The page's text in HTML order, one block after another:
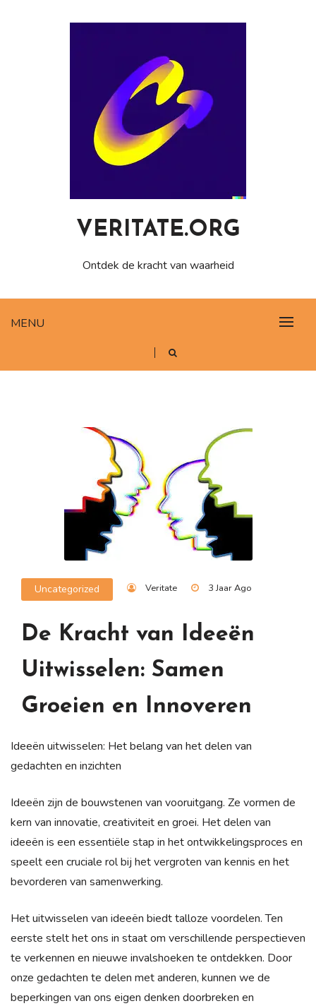
MENU
VERITATE.ORG
Ontdek de kracht van waarheid
Uncategorized Veritate 3 Jaar Ago
De Kracht van Ideeën
Uitwisselen: Samen
Groeien en Innoveren
Ideeën uitwisselen: Het belang van het delen van
gedachten en inzichten
Ideeën zijn de bouwstenen van vooruitgang. Ze vormen de
kern van innovatie, creativiteit en groei. Het delen van
ideeën is een essentiële stap in het ontwikkelingsproces en
speelt een cruciale rol bij het vergroten van kennis en het
bevorderen van samenwerking.
Het uitwisselen van ideeën biedt talloze voordelen. Ten
eerste stelt het ons in staat om verschillende perspectieven
te verkennen en nieuwe invalshoeken te ontdekken. Door
onze gedachten te delen met anderen, kunnen we de
beperkingen van ons eigen denken doorbreken en